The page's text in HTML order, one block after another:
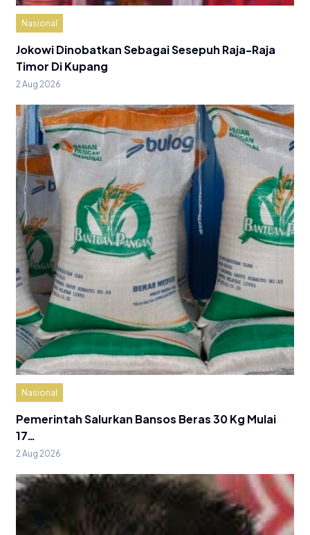
Nasional
Jokowi Dinobatkan Sebagai Sesepuh Raja-Raja
Timor Di Kupang
2 Aug 2026
Nasional
Pemerintah Salurkan Bansos Beras 30 Kg Mulai
17…
2 Aug 2026